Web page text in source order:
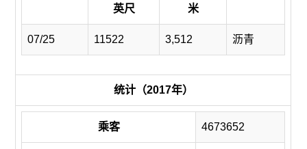
英尺 米
07/25 11522 3,512 沥青
统计（2017年）
乘客 4673652